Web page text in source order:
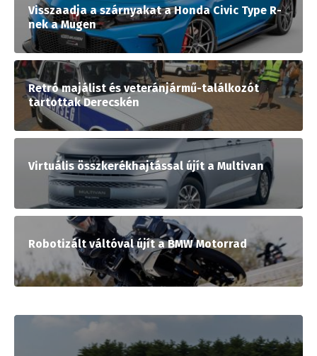
Visszaadja a szárnyakat a Honda Civic Type R-
nek a Mugen
Retró majálist és veteránjármű-találkozót
tartottak Derecskén
Virtuális összkerékhajtással újít a Multivan
Robotizált váltóval újít a BMW Motorrad